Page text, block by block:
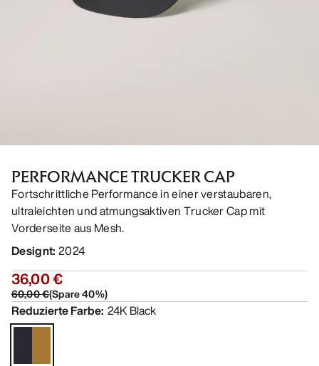
PERFORMANCE TRUCKER CAP
Fortschrittliche Performance in einer verstaubaren,
ultraleichten und atmungsaktiven Trucker Cap mit
Vorderseite aus Mesh.
Designt: 2024
36,00 €
60,00 €(Spare40%)
Reduzierte Farbe: 24K Black